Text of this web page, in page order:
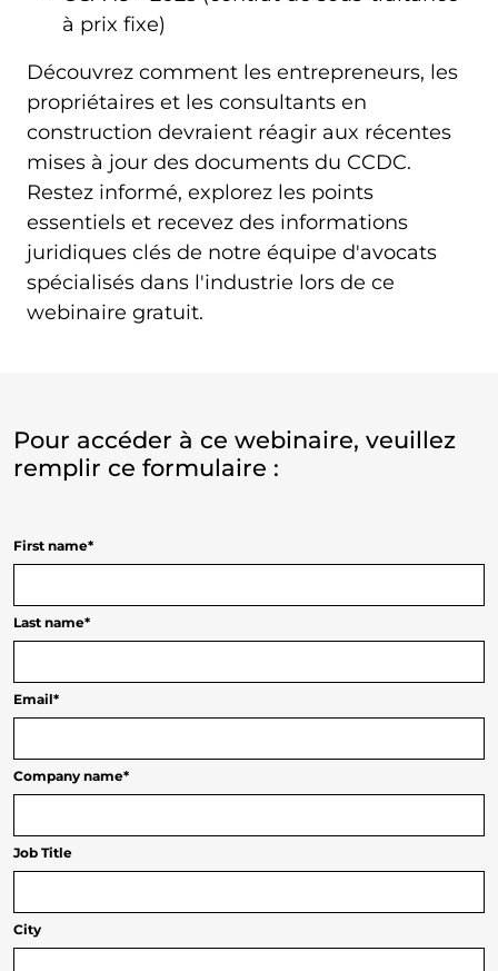
à prix fixe)
Découvrez comment les entrepreneurs, les
propriétaires et les consultants en
construction devraient réagir aux récentes
mises à jour des documents du CCDC.
Restez informé, explorez les points
essentiels et recevez des informations
juridiques clés de notre équipe d'avocats
spécialisés dans l'industrie lors de ce
webinaire gratuit.
Pour accéder à ce webinaire, veuillez
remplir ce formulaire :
First name*
Last name*
Email*
Company name*
Job Title
City